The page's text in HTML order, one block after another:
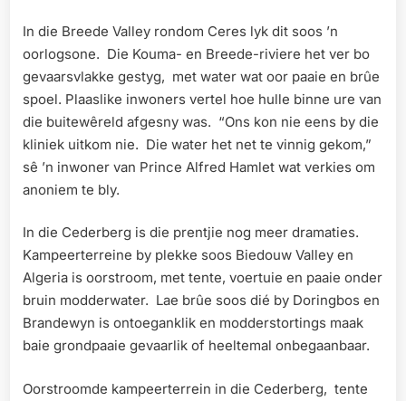
In die Breede Valley rondom Ceres lyk dit soos ’n
oorlogsone. Die Kouma- en Breede-riviere het ver bo
gevaarsvlakke gestyg, met water wat oor paaie en brûe
spoel. Plaaslike inwoners vertel hoe hulle binne ure van
die buitewêreld afgesny was. “Ons kon nie eens by die
kliniek uitkom nie. Die water het net te vinnig gekom,”
sê ’n inwoner van Prince Alfred Hamlet wat verkies om
anoniem te bly.
In die Cederberg is die prentjie nog meer dramaties.
Kampeerterreine by plekke soos Biedouw Valley en
Algeria is oorstroom, met tente, voertuie en paaie onder
bruin modderwater. Lae brûe soos dié by Doringbos en
Brandewyn is ontoeganklik en modderstortings maak
baie grondpaaie gevaarlik of heeltemal onbegaanbaar.
Oorstroomde kampeerterrein in die Cederberg, tente